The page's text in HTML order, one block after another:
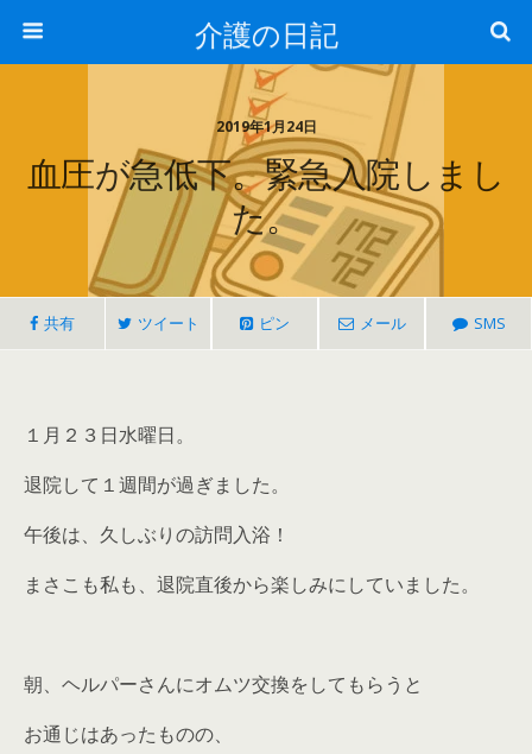
介護の日記
2019年1月24日
血圧が急低下。緊急入院しまし
た。
共有 ツイート ピン メール SMS
１月２３日水曜日。
退院して１週間が過ぎました。
午後は、久しぶりの訪問入浴！
まさこも私も、退院直後から楽しみにしていました。
朝、ヘルパーさんにオムツ交換をしてもらうと
お通じはあったものの、